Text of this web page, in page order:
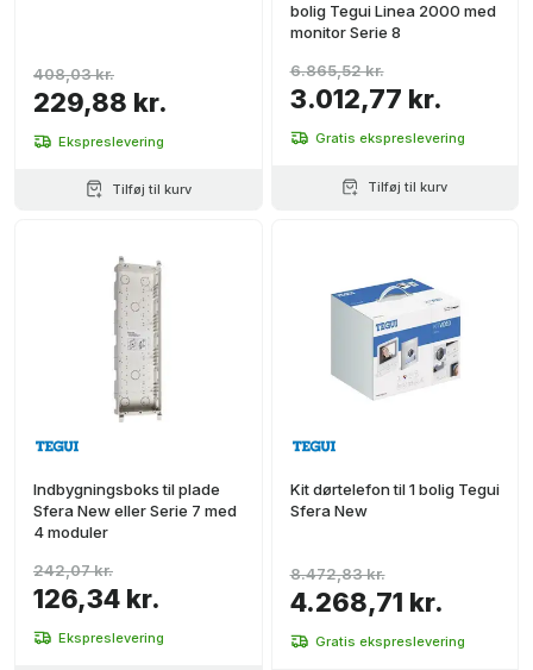
229,88 kr.
408,03 kr.
Ekspreslevering
Tilføj til kurv
bolig Tegui Linea 2000 med
monitor Serie 8
3.012,77 kr.
6.865,52 kr.
Gratis ekspreslevering
Tilføj til kurv
Indbygningsboks til plade
Sfera New eller Serie 7 med
4 moduler
126,34 kr.
242,07 kr.
Ekspreslevering
Kit dørtelefon til 1 bolig Tegui
Sfera New
4.268,71 kr.
8.472,83 kr.
Gratis ekspreslevering